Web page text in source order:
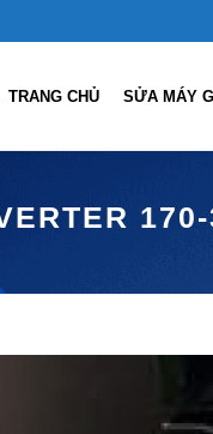
TRANG CHỦ SỬA MÁY